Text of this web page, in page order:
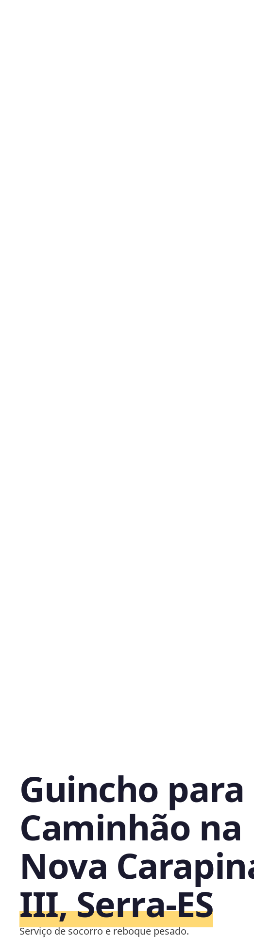
Guincho para
Caminhão na
Nova
III, Serra‑ES
Serviço de socorro e reboque pesado.